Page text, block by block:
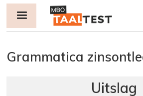
Grammatica